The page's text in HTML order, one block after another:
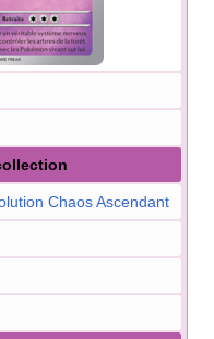
Chaos Ascendant